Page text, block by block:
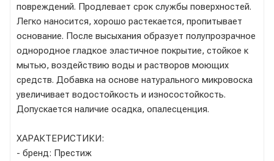
повреждений. Продлевает срок службы поверхностей.
Легко наносится, хорошо растекается, пропитывает
основание. После высыхания образует полупрозрачное
однородное гладкое эластичное покрытие, стойкое к
мытью, воздействию воды и растворов моющих
средств. Добавка на основе натурального микровоска
увеличивает водостойкость и износостойкость.
Допускается наличие осадка, опалесценция.
ХАРАКТЕРИСТИКИ:
- бренд: Престиж